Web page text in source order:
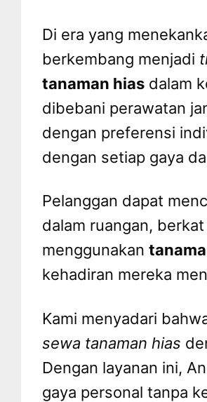
Di era yang
berkembang menjadi
tanaman hias dalam
dibebani perawatan
dengan preferensi
dengan setiap gaya
Pelanggan dapat
dalam ruangan,
menggunakan
kehadiran mereka
Kami menyadari
sewa tanaman hias
Dengan layanan ini,
gaya personal tanpa